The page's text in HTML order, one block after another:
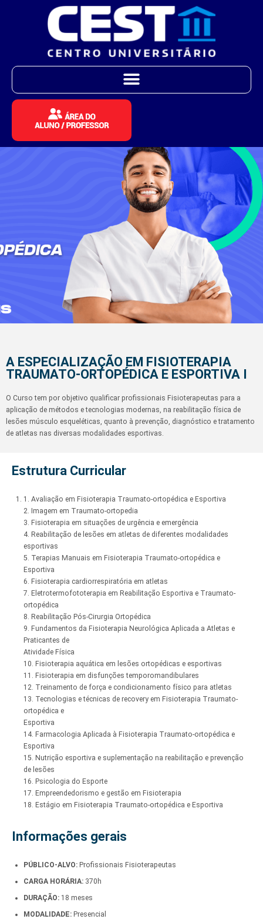
A ESPECIALIZAÇÃO EM FISIOTERAPIA
TRAUMATO-ORTOPÉDICA E ESPORTIVA I
O Curso tem por objetivo qualificar profissionais Fisioterapeutas para a
aplicação de métodos e tecnologias modernas, na reabilitação física de
lesões músculo esqueléticas, quanto à prevenção, diagnóstico e tratamento
de atletas nas diversas modalidades esportivas.
Estrutura Curricular
1. Avaliação em Fisioterapia Traumato-ortopédica e Esportiva
2. Imagem em Traumato-ortopedia
3. Fisioterapia em situações de urgência e emergência
4. Reabilitação de lesões em atletas de diferentes modalidades
esportivas
5. Terapias Manuais em Fisioterapia Traumato-ortopédica e
Esportiva
6. Fisioterapia cardiorrespiratória em atletas
7. Eletrotermofototerapia em Reabilitação Esportiva e Traumato-
ortopédica
8. Reabilitação Pós-Cirurgia Ortopédica
9. Fundamentos da Fisioterapia Neurológica Aplicada a Atletas e
Praticantes de
Atividade Física
10. Fisioterapia aquática em lesões ortopédicas e esportivas
11. Fisioterapia em disfunções temporomandibulares
12. Treinamento de força e condicionamento físico para atletas
13. Tecnologias e técnicas de recovery em Fisioterapia Traumato-
ortopédica e
Esportiva
14. Farmacologia Aplicada à Fisioterapia Traumato-ortopédica e
Esportiva
15. Nutrição esportiva e suplementação na reabilitação e prevenção
de lesões
16. Psicologia do Esporte
17. Empreendedorismo e gestão em Fisioterapia
18. Estágio em Fisioterapia Traumato-ortopédica e Esportiva
Informações gerais
PÚBLICO-ALVO: Profissionais Fisioterapeutas
CARGA HORÁRIA: 370h
DURAÇÃO: 18 meses
MODALIDADE: Presencial